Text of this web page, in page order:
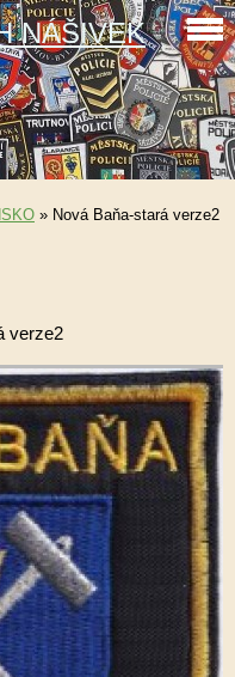
NÁŠIVEK
» Nová Baňa-stará verze2
verze2